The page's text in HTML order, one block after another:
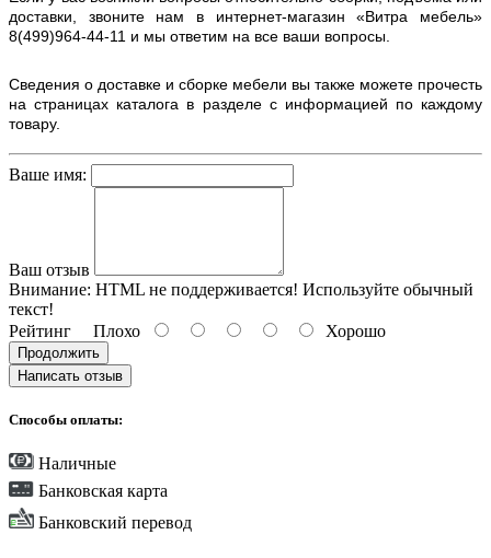
доставки, звоните нам в интернет-магазин «Витра мебель»
8(499)964-44-11 и мы ответим на все ваши вопросы.
Сведения о доставке и сборке мебели вы также можете прочесть
на страницах каталога в разделе с информацией по каждому
товару.
Ваше имя:
Ваш отзыв
Внимание: HTML не поддерживается! Используйте обычный
текст!
Рейтинг Плохо Хорошо
Продолжить
Написать отзыв
Способы оплаты:
Наличные
Банковская карта
Банковский перевод